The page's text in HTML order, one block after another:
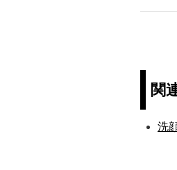
関
洗